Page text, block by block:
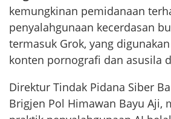
kemungkinan pemidanaan
penyalahgunaan kecerdasan
termasuk Grok, yang
konten pornografi dan asusila
Direktur Tindak Pidana Siber
Brigjen Pol Himawan Bayu Aji,